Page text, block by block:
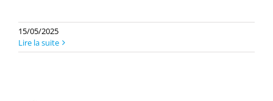
15/05/2025
Lire la suite